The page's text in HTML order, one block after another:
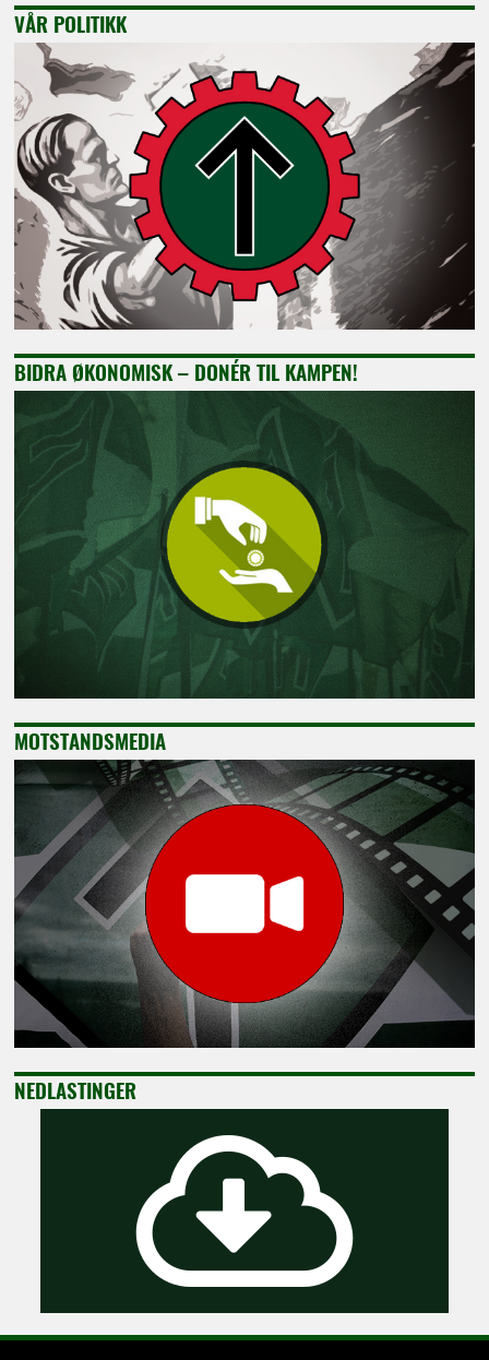
VÅR POLITIKK
BIDRA ØKONOMISK – DONÉR TIL KAMPEN!
MOTSTANDSMEDIA
NEDLASTINGER